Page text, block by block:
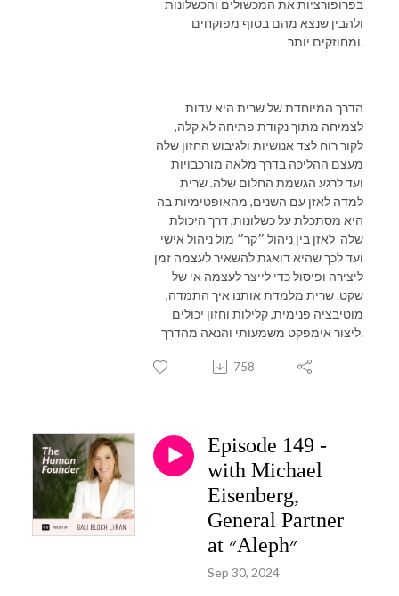
בפרופורציות את המכשולים והכשלונות
ולהבין שנצא מהם בסוף מפוקחים
ומחוזקים יותר.
הדרך המיוחדת של שרית היא עדות
לצמיחה מתוך נקודת פתיחה לא קלה,
לקור רוח לצד אנושיות ולגיבוש החזון שלה
מעצם ההליכה בדרך מלאה מורכבויות
ועד לרגע הגשמת החלום שלה. שרית
למדה לאזן עם השנים, מהאופטימיות בה
היא מסתכלת על כשלונות, דרך היכולת
שלה לאזן בין ניהול ״קר״ מול ניהול אישי
ועד לכך שהיא דואגת להשאיר לעצמה זמן
ליצירה ופיסול כדי לייצר לעצמה אי של
שקט. שרית מלמדת אותנו איך התמדה,
מוטיבציה פנימית, קלילות וחזון יכולים
ליצור אימפקט משמעותי והנאה מהדרך.
758
Episode 149 -
with Michael
Eisenberg,
General Partner
at ״Aleph״
Sep 30, 2024